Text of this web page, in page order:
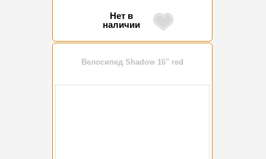
Нет в
наличии
Велосипед Shadow 16" red